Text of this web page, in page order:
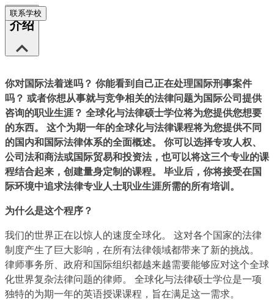
联系学校
介绍
你对国际法着迷吗？ 你能看到自己正在处理国际刑事案件
吗？ 或者你想从事就与竞争相关的法律问题为国际公司提供
咨询的职业生涯？ 全球化与法律硕士学位将为您提供您想要
的东西。 这个为期一年的全球化与法律课程将为您提供不同
的国内和国际法律体系的全面概述。 你可以选择专攻人权、
公司法和商法或国际贸易和投资法，也可以将这三个专业的课
程结合起来，创建量身定制的课程。 毕业后，你将接受在国
际环境中追求法律专业人士职业生涯所需的所有培训。
为什么是这个程序？
我们的世界正在以惊人的速度全球化。 这对各个国家的法律
制度产生了巨大影响，在所有法律领域都带来了新的挑战。
律师事务所、政府和国际组织都越来越需要能够应对这个全球
化世界复杂法律问题的律师。 全球化与法律硕士学位是一项
独特的为期一年的英语授课课程，旨在满足这一需求。